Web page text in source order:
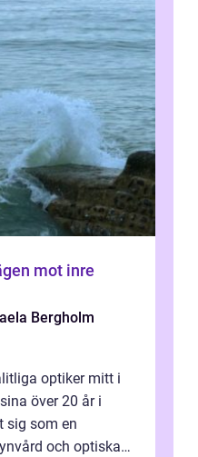
mot inre
Bergholm
optiker mitt i
över 20 år i
sig som en
och optiska